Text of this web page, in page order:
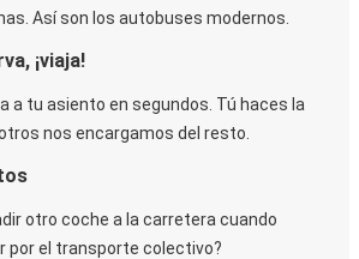
Así son los autobuses modernos.
¡viaja!
a tu asiento en segundos. Tú haces la
nos encargamos del resto.
otro coche a la carretera cuando
por el transporte colectivo?